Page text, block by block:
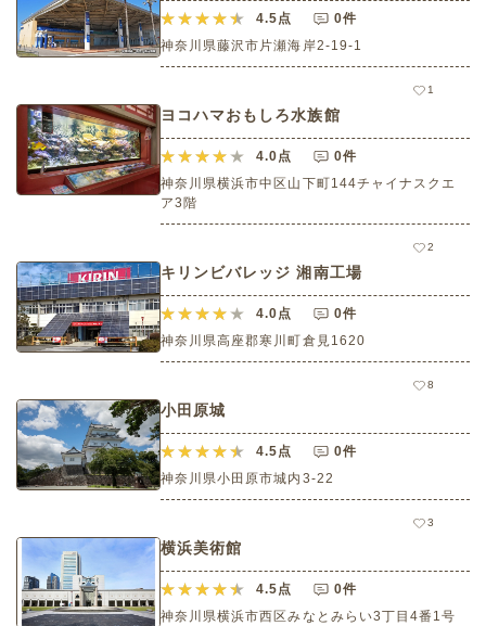
4.5点
0件
神奈川県藤沢市片瀬海岸2-19-1
1
ヨコハマおもしろ水族館
4.0点
0件
神奈川県横浜市中区山下町144チャイナスクエ
ア3階
2
キリンビバレッジ 湘南工場
4.0点
0件
神奈川県高座郡寒川町倉見1620
8
小田原城
4.5点
0件
神奈川県小田原市城内3-22
3
横浜美術館
4.5点
0件
神奈川県横浜市西区みなとみらい3丁目4番1号